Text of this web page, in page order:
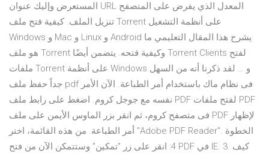
المستعرض وإليك عنوان URL المعدل الذي يفرض على المتصفح
تنزيل الملف. كيفية فتح ملف Torrent على أنظمة التشغيل
Windows و Mac و Linux و Android يشرح هذا المقال التعليمي ما
هو ملف Torrent وكيفية فتحه. يتضمن أيضًا Torrent Clients لفتح
ملفات Torrent على أنظمة Windows و … لقد ذكرنا أنه من السهل
جداً حفظ ملف pdf فى نظام ماك باستخدام أمر الطباعة. الآن الأمر
نفسه مع جوجل كروم. اضغط على رابط ملف PDF لفتح ملفات PDF
فى متصفح كروم، ثم انقر بزر الماوس الأيمن على ملف PDF لإظهار
أمر الطباعة. من هذه القائمة، اختر "Adobe PDF Reader". الخطوة
4: انقر على زر "تمكين" وستتمكن الآن من فتح PDF في IE. 3. كيف